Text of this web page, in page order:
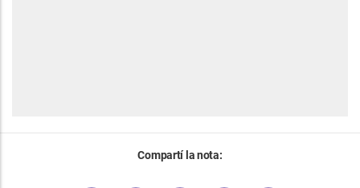
Compartí la nota: